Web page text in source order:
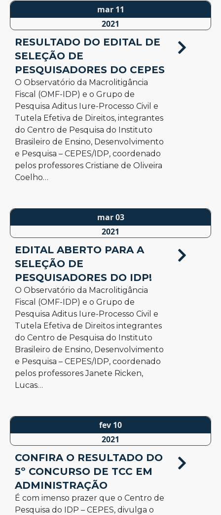
mar 11
2021
RESULTADO DO EDITAL DE
SELEÇÃO DE
PESQUISADORES DO CEPES
O Observatório da Macrolitigância
Fiscal (OMF-IDP) e o Grupo de
Pesquisa Aditus Iure-Processo Civil e
Tutela Efetiva de Direitos, integrantes
do Centro de Pesquisa do Instituto
Brasileiro de Ensino, Desenvolvimento
e Pesquisa – CEPES/IDP, coordenado
pelos professores Cristiane de Oliveira
Coelho…
mar 03
2021
EDITAL ABERTO PARA A
SELEÇÃO DE
PESQUISADORES DO IDP!
O Observatório da Macrolitigância
Fiscal (OMF-IDP) e o Grupo de
Pesquisa Aditus Iure-Processo Civil e
Tutela Efetiva de Direitos integrantes
do Centro de Pesquisa do Instituto
Brasileiro de Ensino, Desenvolvimento
e Pesquisa – CEPES/IDP, coordenado
pelos professores Janete Ricken,
Lucas…
fev 10
2021
CONFIRA O RESULTADO DO
5º CONCURSO DE TCC EM
ADMINISTRAÇÃO
É com imenso prazer que o Centro de
Pesquisa do IDP – CEPES, divulga o